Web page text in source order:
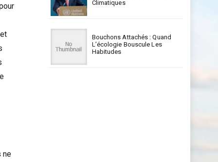
ne
Climatiques
Bouchons Attachés : Quand
L’écologie Bouscule Les
Habitudes